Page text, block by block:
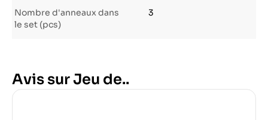
Nombre d'anneaux dans
le set (pcs)
3
Avis sur Jeu de..